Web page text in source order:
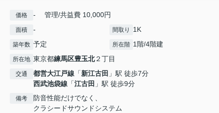
価格 - 管理/共益費 10,000円
面積 - 間取り 1K
築年数 予定 所在階 1階/4階建
所在地 東京都練馬区豊玉北２丁目
交通 都営大江戸線 「新江古田 」駅 徒歩7分
西武池袋線 「江古田 」駅 徒歩9分
備考
防音性能だけでなく、
クラシードサウンドシステム